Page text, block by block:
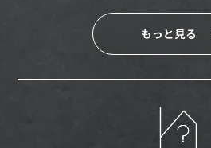
もっと見る